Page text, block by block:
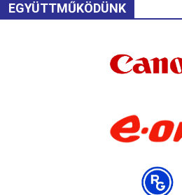
EGYÜTTMŰKÖDÜNK